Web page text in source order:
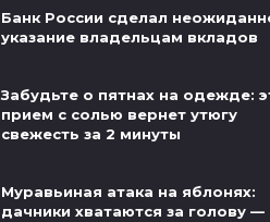
Банк России сделал
указание владельцам вкладов
Забудьте о пятнах на одежде:
прием с солью вернет утюгу
свежесть за 2 минуты
Муравьиная атака на яблонях:
дачники хватаются за голову —